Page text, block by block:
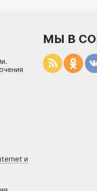
и
МЫ В